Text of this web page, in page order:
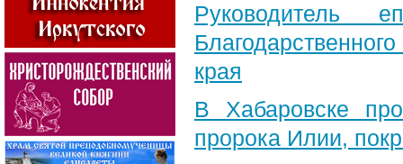
Руководитель
края
В Хабаровске
пророка Илии,